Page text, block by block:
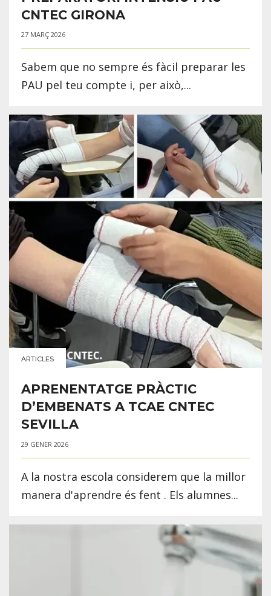
CNTEC GIRONA
27 MARÇ 2026
Sabem que no sempre és fàcil preparar les
PAU pel teu compte i, per això,...
ARTICLES
APRENENTATGE PRÀCTIC
D’EMBENATS A TCAE CNTEC
SEVILLA
29 GENER 2026
A la nostra escola considerem que la millor
manera d'aprendre és fent . Els alumnes...